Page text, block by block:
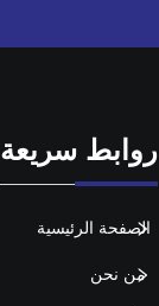
روابط سريعة
الصفحة الرئيسية
من نحن